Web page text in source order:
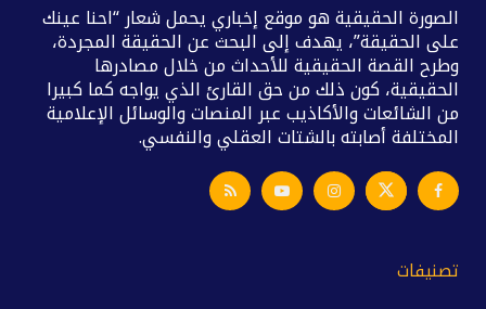
الصورة الحقيقية هو موقع إخباري يحمل شعار “احنا عينك
على الحقيقة”، يهدف إلى البحث عن الحقيقة المجردة،
وطرح القصة الحقيقية للأحداث من خلال مصادرها
الحقيقية، كون ذلك من حق القارئ الذي يواجه كما كبيرا
من الشائعات والأكاذيب عبر المنصات والوسائل الإعلامية
المختلفة أصابته بالشتات العقلي والنفسي.
تصنيفات